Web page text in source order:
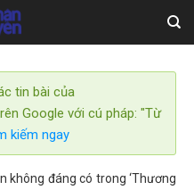
tin bài của
Google với cú pháp: "Từ
kiếm ngay
không đáng có trong ‘Thương